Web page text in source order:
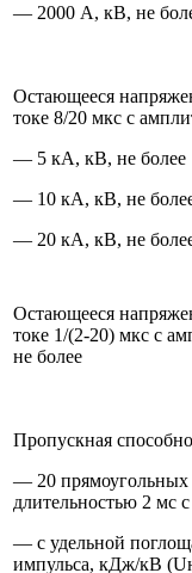
— 2000 А, кВ, не
Остающееся
токе 8/20 мкс с
— 5 кА, кВ, не более
— 10 кА, кВ, не
— 20 кА, кВ, не
Остающееся
токе 1/(2-20) мкс с
не более
Пропускная
— 20 прямоугольных
длительностью 2 мс
— с удельной
импульса, кДж/кВ